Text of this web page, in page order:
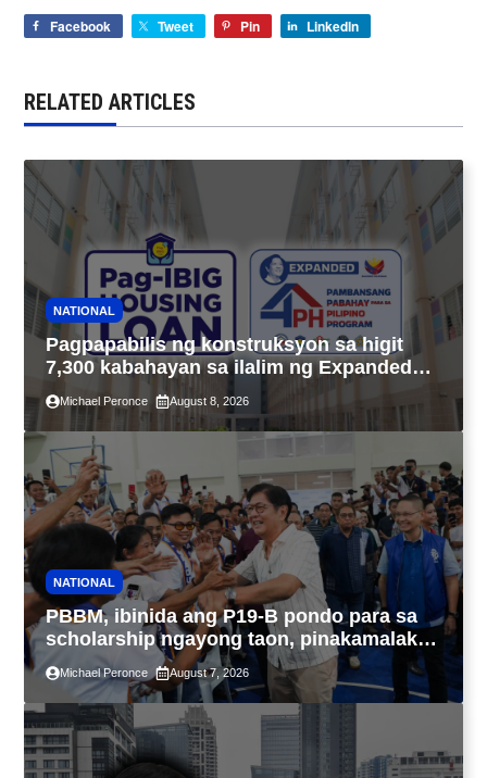
Facebook Tweet Pin LinkedIn
RELATED ARTICLES
NATIONAL
Pagpapabilis ng konstruksyon sa higit
7,300 kabahayan sa ilalim ng Expanded
4PH, posible na sa pagtutulungan ng Pag-
IBIG at P.A. Alvarez
Michael Peronce August 8, 2026
NATIONAL
PBBM, ibinida ang P19-B pondo para sa
scholarship ngayong taon, pinakamalaki
sa kasaysayan ng TESDA
Michael Peronce August 7, 2026